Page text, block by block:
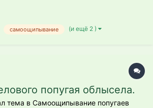
самоощипывание (и ещё 2 )
попугая облысела.
тема в Самоощипывание попугаев